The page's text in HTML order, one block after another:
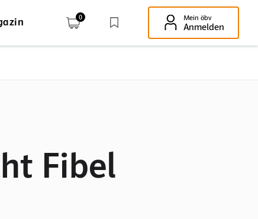
Taste! 0 Mein öbv
Anmelden
Fibel